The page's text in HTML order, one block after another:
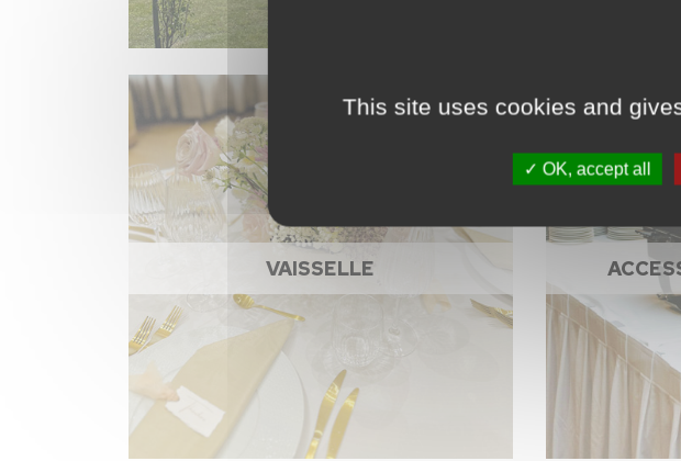
VAISSELLE
This site uses cookies and
OK, accept all